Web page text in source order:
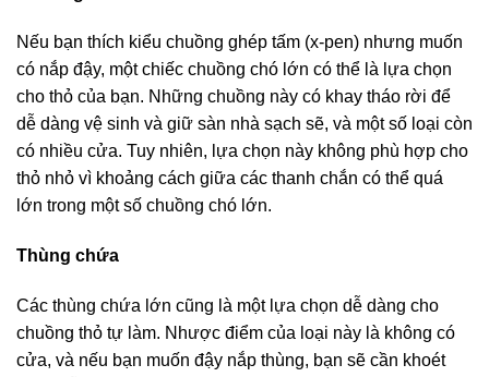
Nếu bạn thích kiểu chuồng ghép tấm (x-pen) nhưng muốn
có nắp đậy, một chiếc chuồng chó lớn có thể là lựa chọn
cho thỏ của bạn. Những chuồng này có khay tháo rời để
dễ dàng vệ sinh và giữ sàn nhà sạch sẽ, và một số loại còn
có nhiều cửa. Tuy nhiên, lựa chọn này không phù hợp cho
thỏ nhỏ vì khoảng cách giữa các thanh chắn có thể quá
lớn trong một số chuồng chó lớn.
Thùng chứa
Các thùng chứa lớn cũng là một lựa chọn dễ dàng cho
chuồng thỏ tự làm. Nhược điểm của loại này là không có
cửa, và nếu bạn muốn đậy nắp thùng, bạn sẽ cần khoét